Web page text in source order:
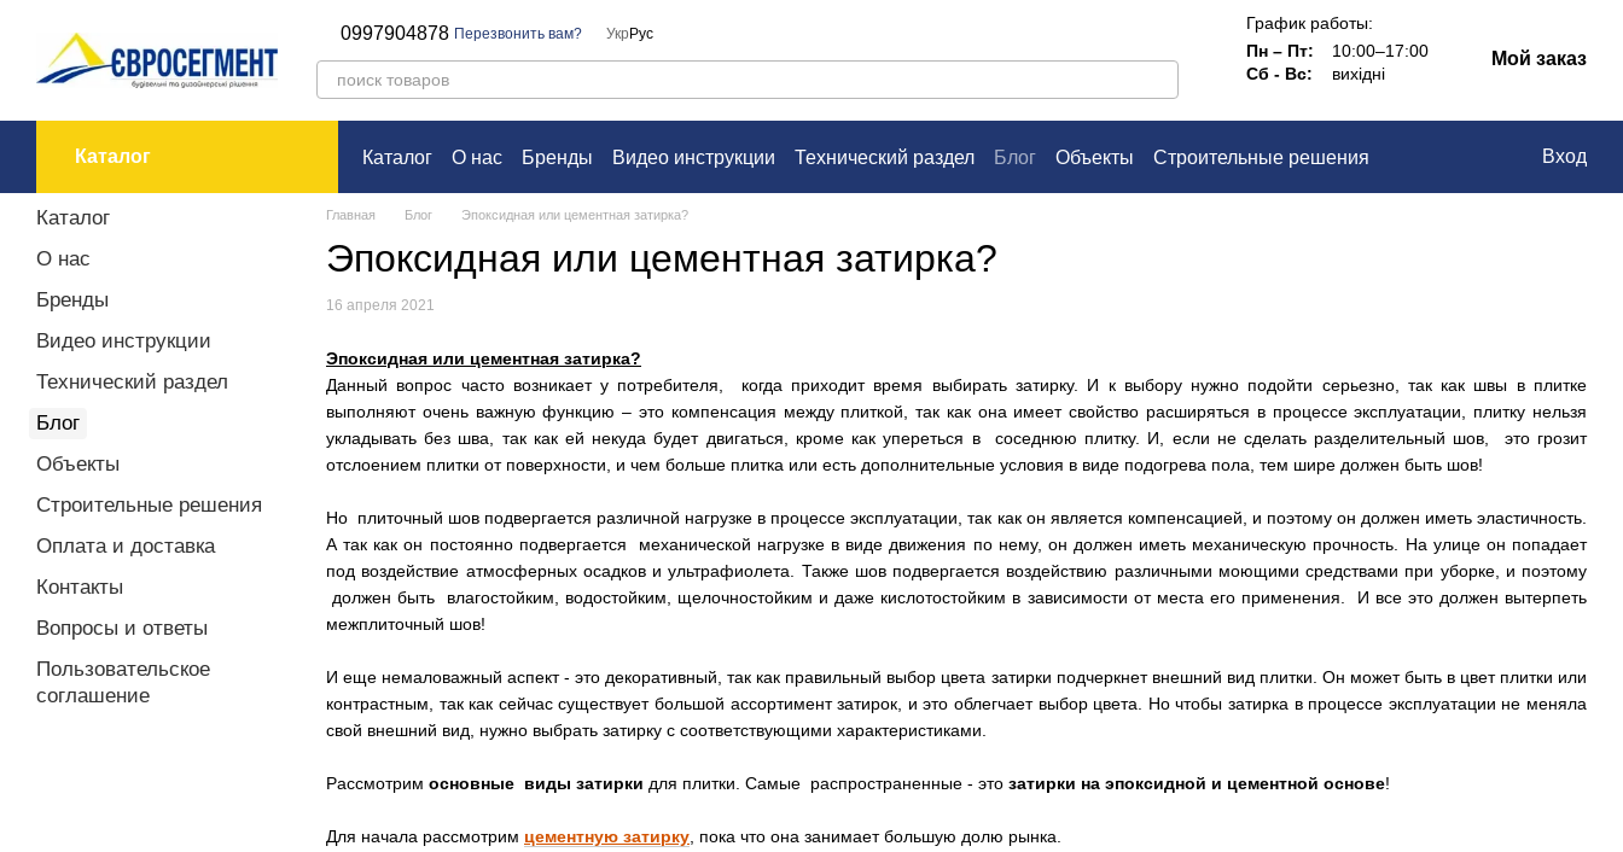
0997904878 Перезвонить вам? Укр Рус
График работы:
Пн – Пт:
10:00–17:00
Сб - Вс:
вихідні
Мой заказ
Каталог Каталог О нас Бренды Видео инструкции Технический раздел Блог Объекты
Строительные решения
Вход
Главная Блог Эпоксидная или цементная затирка?
Эпоксидная или цементная затирка?
16 апреля 2021
Эпоксидная или цементная затирка?
Данный вопрос часто возникает у потребителя, когда приходит время выбирать затирку. И к выбору нужно подойти серьезно, так как швы в плитке
выполняют очень важную функцию – это компенсация между плиткой, так как она имеет свойство расширяться в процессе эксплуатации, плитку нельзя
укладывать без шва, так как ей некуда будет двигаться, кроме как упереться в соседнюю плитку. И, если не сделать разделительный шов, это грозит
отслоением плитки от поверхности, и чем больше плитка или есть дополнительные условия в виде подогрева пола, тем шире должен быть шов!
Но плиточный шов подвергается различной нагрузке в процессе эксплуатации, так как он является компенсацией, и поэтому он должен иметь эластичность.
А так как он постоянно подвергается механической нагрузке в виде движения по нему, он должен иметь механическую прочность. На улице он попадает
под воздействие атмосферных осадков и ультрафиолета. Также шов подвергается воздействию различными моющими средствами при уборке, и поэтому
должен быть влагостойким, водостойким, щелочностойким и даже кислотостойким в зависимости от места его применения. И все это должен вытерпеть
межплиточный шов!
И еще немаловажный аспект - это декоративный, так как правильный выбор цвета затирки подчеркнет внешний вид плитки. Он может быть в цвет плитки или
контрастным, так как сейчас существует большой ассортимент затирок, и это облегчает выбор цвета. Но чтобы затирка в процессе эксплуатации не меняла
свой внешний вид, нужно выбрать затирку с соответствующими характеристиками.
Рассмотрим основные виды затирки для плитки. Самые распространенные - это затирки на эпоксидной и цементной основе!
Для начала рассмотрим цементную затирку, пока что она занимает большую долю рынка.
Каталог
О нас
Бренды
Видео инструкции
Технический раздел
Блог
Объекты
Строительные решения
Оплата и доставка
Контакты
Вопросы и ответы
Пользовательское
соглашение